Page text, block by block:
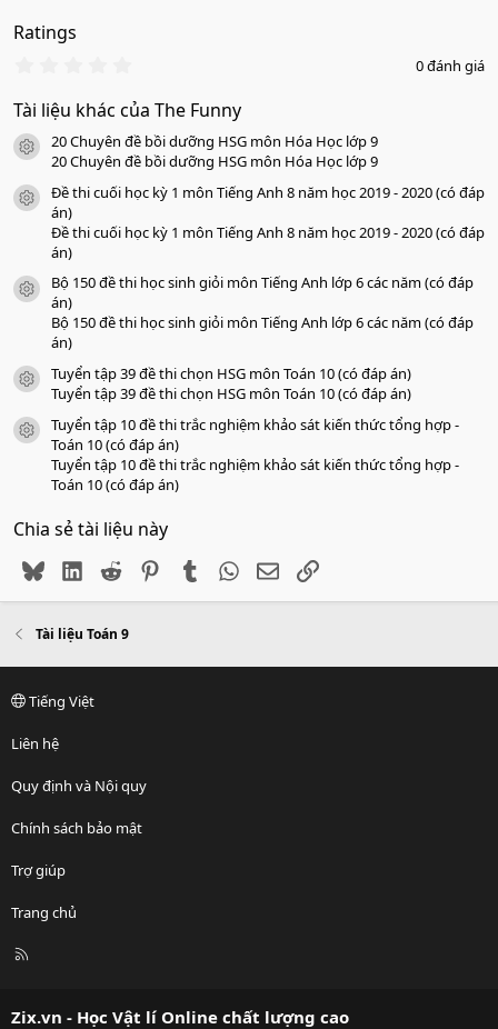
Ratings
0
0
s
a
o
0 đánh giá
Tài liệu khác của The Funny
icon tài liệu
20 Chuyên đề bồi dưỡng HSG môn Hóa Học lớp 9
20 Chuyên đề bồi dưỡng HSG môn Hóa Học lớp 9
icon tài liệu
Đề thi cuối học kỳ 1 môn Tiếng Anh 8 năm học 2019 - 2020 (có đáp
án)
Đề thi cuối học kỳ 1 môn Tiếng Anh 8 năm học 2019 - 2020 (có đáp
án)
icon tài liệu
Bộ 150 đề thi học sinh giỏi môn Tiếng Anh lớp 6 các năm (có đáp
án)
Bộ 150 đề thi học sinh giỏi môn Tiếng Anh lớp 6 các năm (có đáp
án)
icon tài liệu
Tuyển tập 39 đề thi chọn HSG môn Toán 10 (có đáp án)
Tuyển tập 39 đề thi chọn HSG môn Toán 10 (có đáp án)
icon tài liệu
Tuyển tập 10 đề thi trắc nghiệm khảo sát kiến thức tổng hợp -
Toán 10 (có đáp án)
Tuyển tập 10 đề thi trắc nghiệm khảo sát kiến thức tổng hợp -
Toán 10 (có đáp án)
Chia sẻ tài liệu này
BlueskyLinkedIn
Reddit PinterestTumblr WhatsApp
EmailLink
Tài liệu Toán 9
Tiếng Việt
Liên hệ
Quy định và Nội quy
Chính sách bảo mật
Trợ giúp
Trang chủ
R
Zix.vn - Học Vật lí Online chất lượng cao